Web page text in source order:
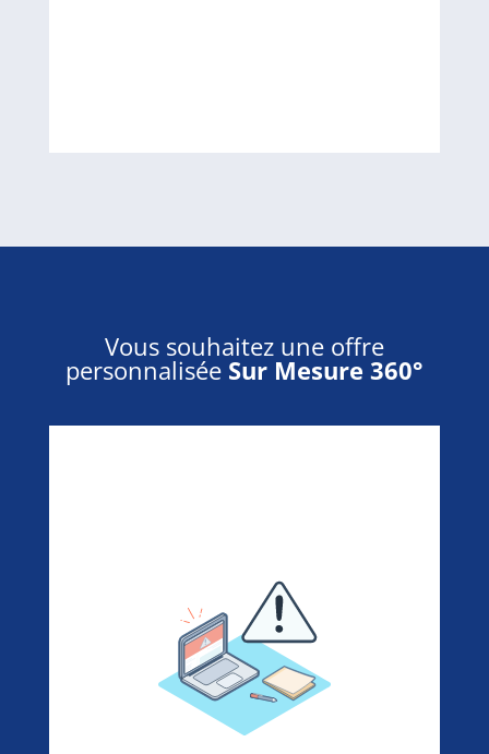
Vous souhaitez une offre
personnalisée Sur Mesure 360°